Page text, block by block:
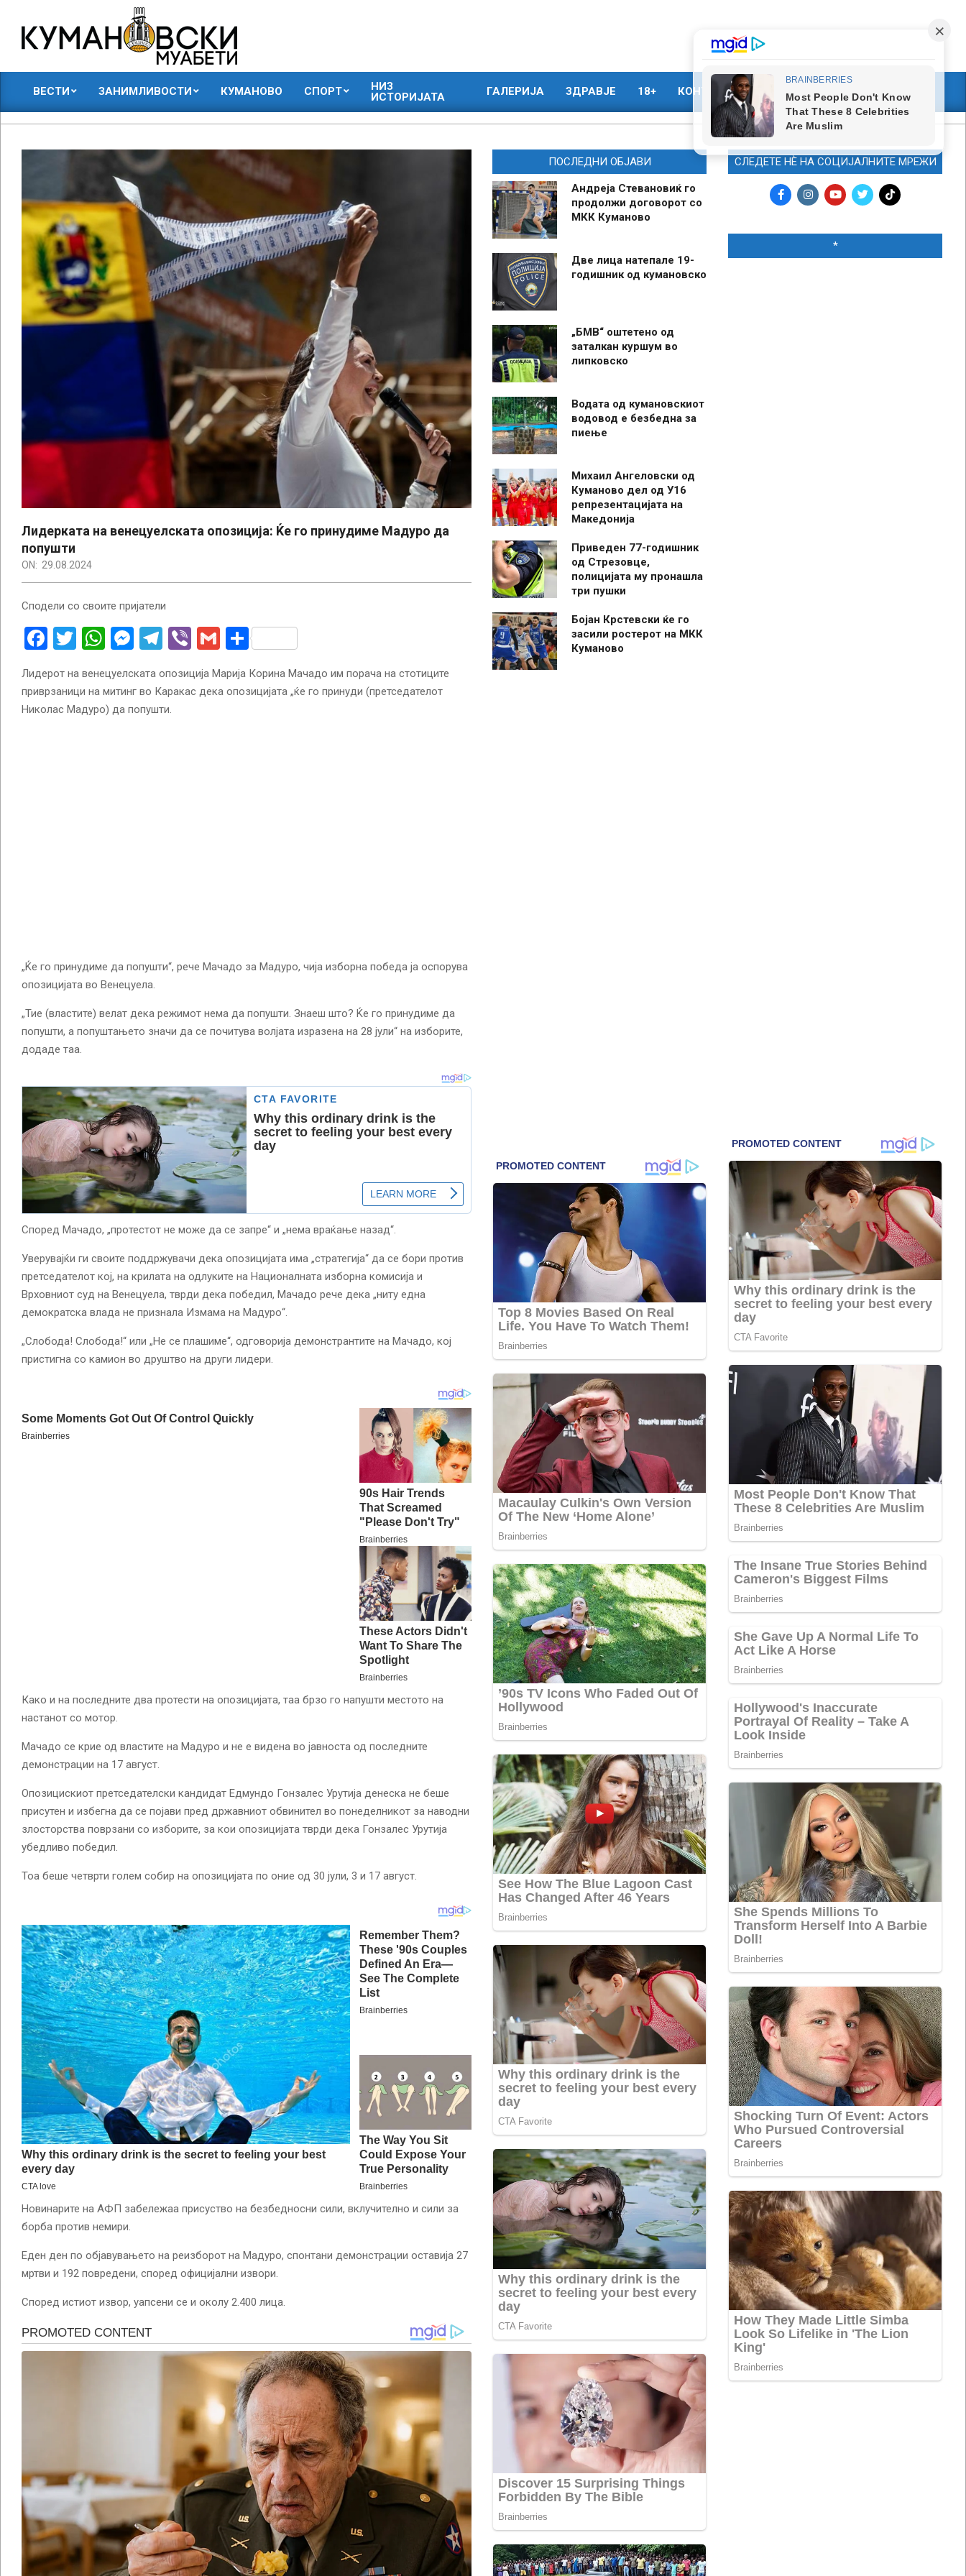
content
КУМАНОВСКИ
МУАБЕТИ
ВЕСТИ ЗАНИМЛИВОСТИ КУМАНОВО СПОРТ
НИЗ
ИСТОРИЈАТА
ГАЛЕРИЈА ЗДРАВЈЕ 18+ КОНТАКТ МАРКЕТИНГ
Лидерката на венецуелската опозиција: Ќе го принудиме Мадуро да
попушти
ON: 29.08.2024
Сподели со своите пријатели
Facebook
Twitter
WhatsApp
Messenger
Telegram
ViberGmailShare
Лидерот на венецуелската опозиција Марија Корина Мачадо им порача на стотиците
приврзаници на митинг во Каракас дека опозицијата „ќе го принуди (претседателот
Николас Мадуро) да попушти.
„Ќе го принудиме да попушти“, рече Мачадо за Мадуро, чија изборна победа ја оспорува
опозицијата во Венецуела.
„Тие (властите) велат дека режимот нема да попушти. Знаеш што? Ќе го принудиме да
попушти, а попуштањето значи да се почитува волјата изразена на 28 јули“ на изборите,
додаде таа.
Според Мачадо, „протестот не може да се запре“ и „нема враќање назад“.
Уверувајќи ги своите поддржувачи дека опозицијата има „стратегија“ да се бори против
претседателот кој, на крилата на одлуките на Националната изборна комисија и
Врховниот суд на Венецуела, тврди дека победил, Мачадо рече дека „ниту една
демократска влада не признала Измама на Мадуро“.
„Слобода! Слобода!“ или „Не се плашиме“, одговорија демонстрантите на Мачадо, кој
пристигна со камион во друштво на други лидери.
Како и на последните два протести на опозицијата, таа брзо го напушти местото на
настанот со мотор.
Мачадо се крие од властите на Мадуро и не е видена во јавноста од последните
демонстрации на 17 август.
Опозицискиот претседателски кандидат Едмундо Гонзалес Урутија денеска не беше
присутен и избегна да се појави пред државниот обвинител во понеделникот за наводни
злосторства поврзани со изборите, за кои опозицијата тврди дека Гонзалес Урутија
убедливо победил.
Тоа беше четврти голем собир на опозицијата по оние од 30 јули, 3 и 17 август.
Новинарите на АФП забележаа присуство на безбедносни сили, вклучително и сили за
борба против немири.
Еден ден по објавувањето на реизборот на Мадуро, спонтани демонстрации оставија 27
мртви и 192 повредени, според официјални извори.
Според истиот извор, уапсени се и околу 2.400 лица.
ПОСЛЕДНИ ОБЈАВИ
Андреја Стевановиќ го
продолжи договорот со
МКК Куманово
Две лица натепале 19-
годишник од кумановско
„БМВ“ оштетено од
заталкан куршум во
липковско
Водата од кумановскиот
водовод е безбедна за
пиење
Михаил Ангеловски од
Куманово дел од У16
репрезентацијата на
Македонија
Приведен 77-годишник
од Стрезовце,
полицијата му пронашла
три пушки
Бојан Крстевски ќе го
засили ростерот на МКК
Куманово
СЛЕДЕТЕ НЀ НА СОЦИЈАЛНИТЕ МРЕЖИ
*